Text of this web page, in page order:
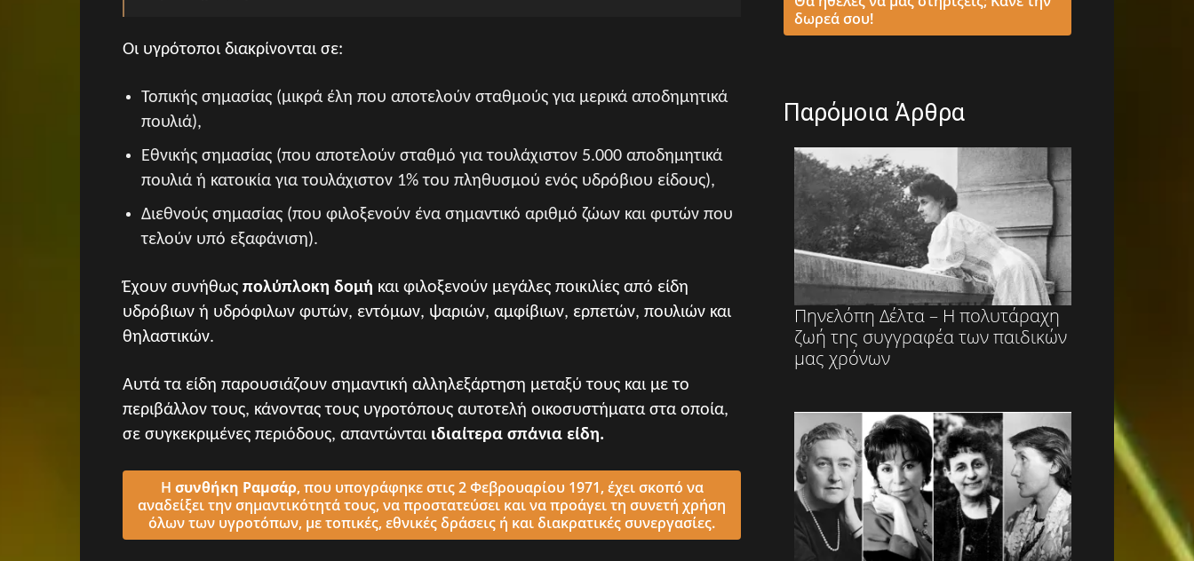
Οι υγρότοποι διακρίνονται σε:
Τοπικής σημασίας (μικρά έλη που αποτελούν σταθμούς για μερικά αποδημητικά
πουλιά),
Εθνικής σημασίας (που αποτελούν σταθμό για τουλάχιστον 5.000 αποδημητικά
πουλιά ή κατοικία για τουλάχιστον 1% του πληθυσμού ενός υδρόβιου είδους),
Διεθνούς σημασίας (που φιλοξενούν ένα σημαντικό αριθμό ζώων και φυτών που
τελούν υπό εξαφάνιση).
Έχουν συνήθως πολύπλοκη δομή και φιλοξενούν μεγάλες ποικιλίες από είδη
υδρόβιων ή υδρόφιλων φυτών, εντόμων, ψαριών, αμφίβιων, ερπετών, πουλιών και
θηλαστικών.
Αυτά τα είδη παρουσιάζουν σημαντική αλληλεξάρτηση μεταξύ τους και με το
περιβάλλον τους, κάνοντας τους υγροτόπους αυτοτελή οικοσυστήματα στα οποία,
σε συγκεκριμένες περιόδους, απαντώνται ιδιαίτερα σπάνια είδη.
Η συνθήκη Ραμσάρ, που υπογράφηκε στις 2 Φεβρουαρίου 1971, έχει σκοπό να
αναδείξει την σημαντικότητά τους, να προστατεύσει και να προάγει τη συνετή χρήση
όλων των υγροτόπων, με τοπικές, εθνικές δράσεις ή και διακρατικές συνεργασίες.
δωρεά σου!
Παρόμοια Άρθρα
Πηνελόπη Δέλτα – Η πολυτάραχη
ζωή της συγγραφέα των παιδικών
μας χρόνων